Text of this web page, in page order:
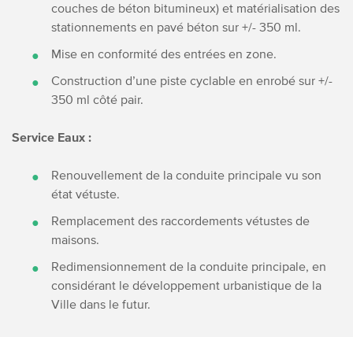
couches de béton bitumineux) et matérialisation des
stationnements en pavé béton sur +/- 350 ml.
Mise en conformité des entrées en zone.
Construction d’une piste cyclable en enrobé sur +/-
350 ml côté pair.
Service Eaux :
Renouvellement de la conduite principale vu son
état vétuste.
Remplacement des raccordements vétustes de
maisons.
Redimensionnement de la conduite principale, en
considérant le développement urbanistique de la
Ville dans le futur.